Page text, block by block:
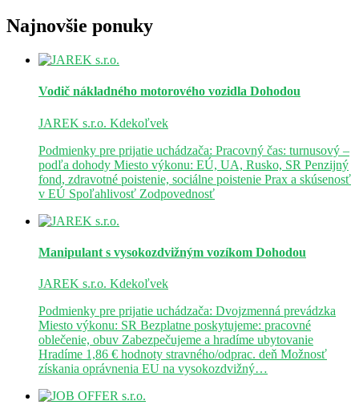
Najnovšie ponuky
Vodič nákladného motorového vozidla Dohodou
JAREK s.r.o. Kdekoľvek
Podmienky pre prijatie uchádzača: Pracovný čas: turnusový –
podľa dohody Miesto výkonu: EÚ, UA, Rusko, SR Penzijný
fond, zdravotné poistenie, sociálne poistenie Prax a skúsenosť
v EÚ Spoľahlivosť Zodpovednosť
Manipulant s vysokozdvižným vozíkom Dohodou
JAREK s.r.o. Kdekoľvek
Podmienky pre prijatie uchádzača: Dvojzmenná prevádzka
Miesto výkonu: SR Bezplatne poskytujeme: pracovné
oblečenie, obuv Zabezpečujeme a hradíme ubytovanie
Hradíme 1,86 € hodnoty stravného/odprac. deň Možnosť
získania oprávnenia EU na vysokozdvižný…